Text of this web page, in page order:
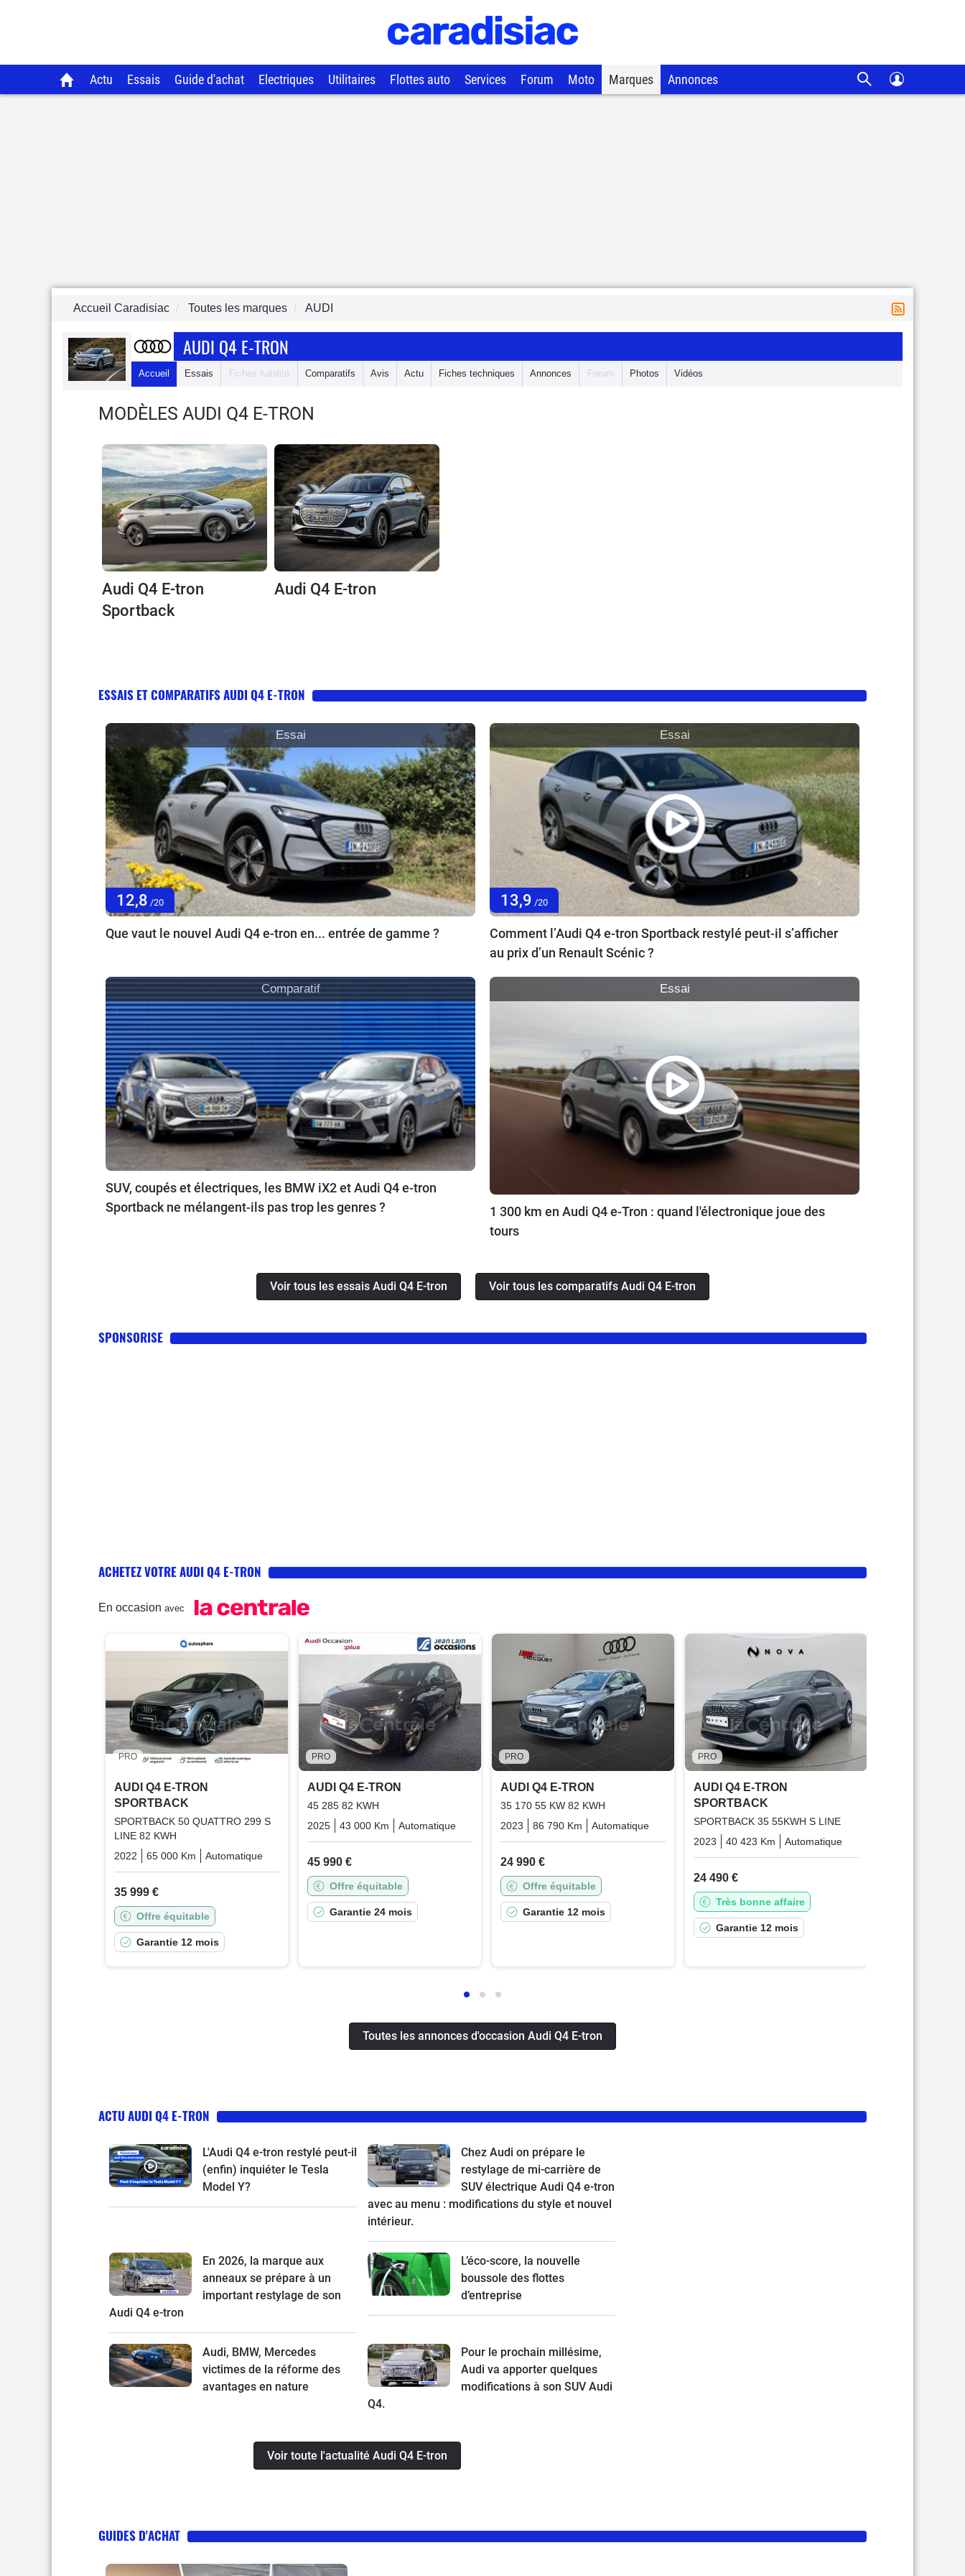
Actu Essais Guide d'achat Electriques Utilitaires Flottes auto Services Forum Moto Marques Annonces
Accueil Caradisiac Toutes les marques AUDI
AUDI Q4 E-TRON
Accueil Essais Fiches fiabilité Comparatifs Avis Actu Fiches techniques Annonces Forum Photos Vidéos
MODÈLES AUDI Q4 E-TRON
Audi Q4 E-tron
Sportback
Audi Q4 E-tron
ESSAIS ET COMPARATIFS AUDI Q4 E-TRON
Essai
12,8 /20
Que vaut le nouvel Audi Q4 e-tron en... entrée de gamme ?
Essai
13,9 /20
Comment l’Audi Q4 e-tron Sportback restylé peut-il s’afficher
au prix d’un Renault Scénic ?
Comparatif
SUV, coupés et électriques, les BMW iX2 et Audi Q4 e-tron
Sportback ne mélangent-ils pas trop les genres ?
Essai
1 300 km en Audi Q4 e-Tron : quand l'électronique joue des
tours
Voir tous les essais Audi Q4 E-tron Voir tous les comparatifs Audi Q4 E-tron
SPONSORISE
ACHETEZ VOTRE AUDI Q4 E-TRON
En occasion avec
PRO
AUDI Q4 E-TRON
SPORTBACK
SPORTBACK 50 QUATTRO 299 S
LINE 82 KWH
2022
65 000 Km Automatique
35 999 €
Offre équitable
Garantie 12 mois
PRO
AUDI Q4 E-TRON
45 285 82 KWH
2025
43 000 Km Automatique
45 990 €
Offre équitable
Garantie 24 mois
PRO
AUDI Q4 E-TRON
35 170 55 KW 82 KWH
2023
86 790 Km Automatique
24 990 €
Offre équitable
Garantie 12 mois
PRO
AUDI Q4 E-TRON
SPORTBACK
SPORTBACK 35 55KWH S LINE
2023
40 423 Km Automatique
24 490 €
Très bonne affaire
Garantie 12 mois
Toutes les annonces d'occasion Audi Q4 E-tron
ACTU AUDI Q4 E-TRON
L'Audi Q4 e-tron restylé peut-il
(enfin) inquiéter le Tesla
Model Y?
Chez Audi on prépare le
restylage de mi-carrière de
SUV électrique Audi Q4 e-tron
avec au menu : modifications du style et nouvel
intérieur.
En 2026, la marque aux
anneaux se prépare à un
important restylage de son
Audi Q4 e-tron
L’éco-score, la nouvelle
boussole des flottes
d’entreprise
Audi, BMW, Mercedes
victimes de la réforme des
avantages en nature
Pour le prochain millésime,
Audi va apporter quelques
modifications à son SUV Audi
Q4.
Voir toute l'actualité Audi Q4 E-tron
GUIDES D'ACHAT